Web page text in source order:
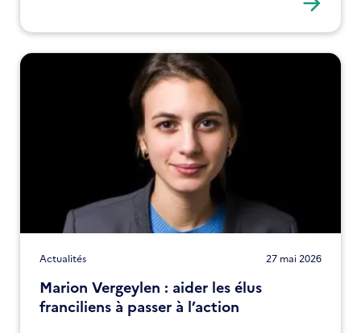
Actualités 27 mai 2026
Marion Vergeylen : aider les élus
franciliens à passer à l’action